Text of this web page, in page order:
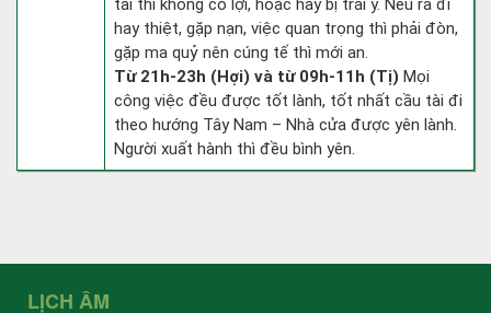
tài thì không có lợi, hoặc hay bị trái ý. Nếu ra đi
hay thiệt, gặp nạn, việc quan trọng thì phải đòn,
gặp ma quỷ nên cúng tế thì mới an.
Từ 21h-23h (Hợi) và từ 09h-11h (Tị) Mọi
công việc đều được tốt lành, tốt nhất cầu tài đi
theo hướng Tây Nam – Nhà cửa được yên lành.
Người xuất hành thì đều bình yên.
LỊCH ÂM